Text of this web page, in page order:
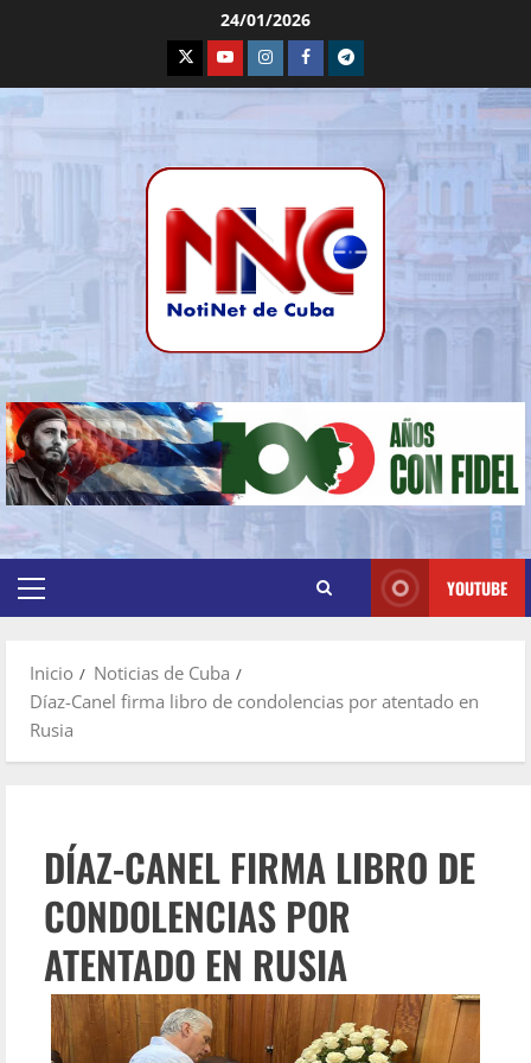
24/01/2026
YOUTUBE
Inicio
Noticias de Cuba
Díaz-Canel firma libro de condolencias por atentado en
Rusia
DÍAZ-CANEL FIRMA LIBRO DE
CONDOLENCIAS POR
ATENTADO EN RUSIA